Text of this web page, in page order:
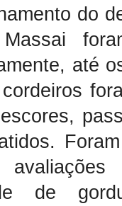
do
até
de